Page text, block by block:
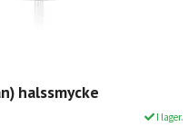
halssmycke
I lager.